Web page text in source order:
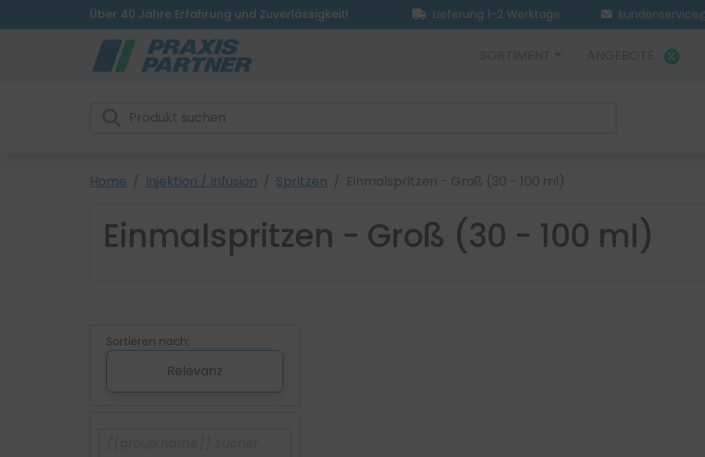
Über 40 Jahre Erfahrung und Zuverlässigkeit! Lieferung 1–2 Werktage
Home Injektion / Infusion Spritzen Einmalspritzen - Groß (30 - 100 ml)
Einmalspritzen - Groß (30 - 100 ml)
Sortieren nach:
Relevanz